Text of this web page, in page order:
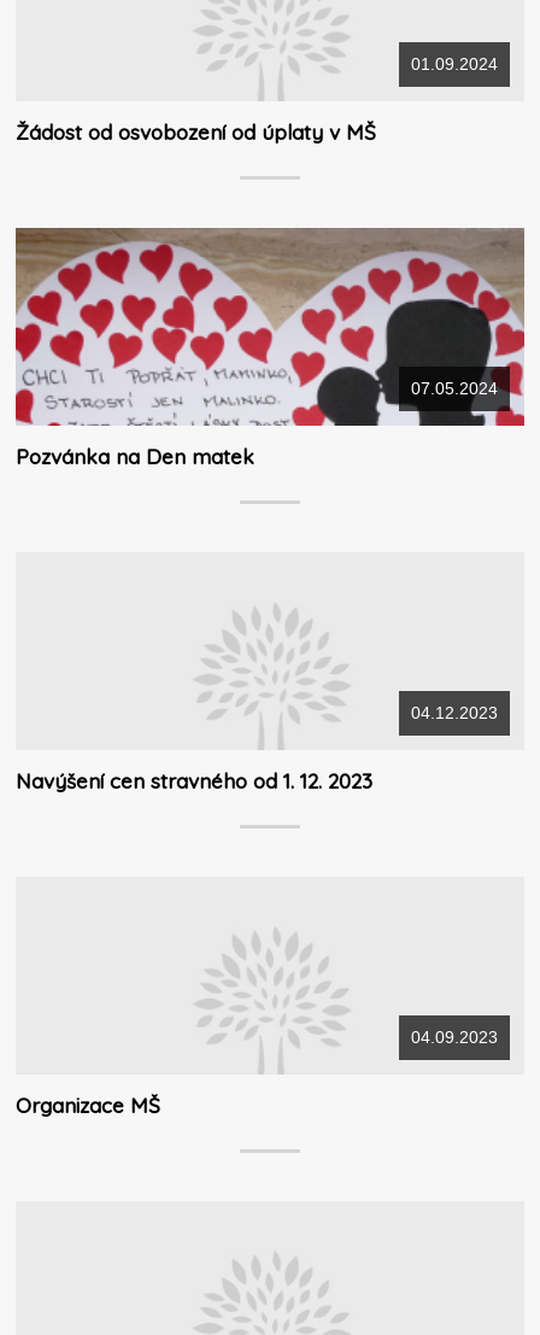
01.09.2024
Žádost od osvobození od úplaty v MŠ
07.05.2024
Pozvánka na Den matek
04.12.2023
Navýšení cen stravného od 1. 12. 2023
04.09.2023
Organizace MŠ